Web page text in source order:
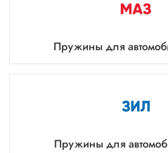
Пружины для
Пружины для